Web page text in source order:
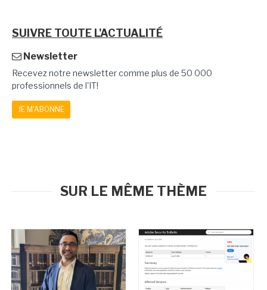
SUIVRE TOUTE L'ACTUALITÉ
Newsletter
Recevez notre newsletter comme plus de 50 000
professionnels de l'IT!
JE M'ABONNE
SUR LE MÊME THÈME